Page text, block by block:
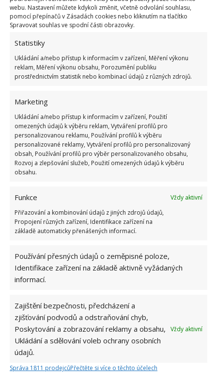
webu. Nastavení můžete kdykoli změnit, včetně odvolání souhlasu,
pomocí přepínačů v Zásadách cookies nebo kliknutím na tlačítko
Spravovat souhlas ve spodní části obrazovky.
Statistiky
Ukládání a/nebo přístup k informacím v zařízení, Měření výkonu
reklam, Měření výkonu obsahu, Porozumění publiku
prostřednictvím statistik nebo kombinací údajů z různých zdrojů.
Marketing
Ukládání a/nebo přístup k informacím v zařízení, Použití
omezených údajů k výběru reklam, Vytváření profilů pro
personalizovanou reklamu, Používání profilů k výběru
personalizované reklamy, Vytváření profilů pro personalizovaný
obsah, Používání profilů pro výběr personalizovaného obsahu,
Rozvoj a zlepšování služeb, Použití omezených údajů k výběru
obsahu.
Funkce
Vždy aktivní
Přiřazování a kombinování údajů z jiných zdrojů údajů,
Propojení různých zařízení, Identifikace zařízení na
základě automaticky přenášených informací.
Používání přesných údajů o zeměpisné poloze,
Identifikace zařízení na základě aktivně vyžádaných
informací.
Zajištění bezpečnosti, předcházení a
zjišťování podvodů a odstraňování chyb,
Poskytování a zobrazování reklamy a obsahu,
Ukládání a sdělování voleb ochrany osobních
údajů.
Vždy aktivní
Správa 1811 prodejcůPřečtěte si více o těchto účelech
Výroba přírodních čisticích koulí do
V případě, že patříte k fanouškům přírodních
čisticích prostředků, můžete vyzkoušet tento postup.
Připravte si 20 g želatiny, 1 sklenici vody, 2 polévkové
lžíce soli, 3 polévkové lžíce octa, 2 polévkové lžíce
jedlé sody, 20 kapek libovolného éterického oleje a
libovolné potravinářské barvivo (nemusí být).
Želatinu pak jednoduše rozpusťte v teplé vodě a
přidejte sodu a sůl. Pokud chcete kuličky obarvit,
přidejte barvivo dříve, než do směsi přilijete ocet. Po
octu sem za stálého míchání přilévejte olej. Jakmile
kuličky a ty dejte na 6 hodin do lednice.
Všechny vyrobené kuličky uchovávejte ve
vzduchotěsném obalu nebo v uzavíratelném sáčku,
aby se k nim nedostala vlhkost a nevyprchala vám
veškerá vůně.